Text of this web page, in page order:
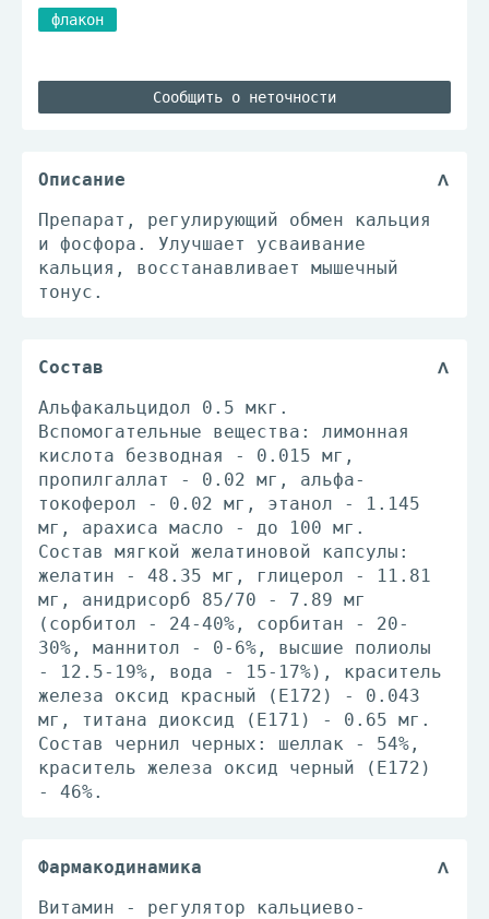
флакон
Сообщить о неточности
Описание
Препарат, регулирующий обмен кальция
и фосфора. Улучшает усваивание
кальция, восстанавливает мышечный
тонус.
Состав
Альфакальцидол 0.5 мкг.
Вспомогательные вещества: лимонная
кислота безводная - 0.015 мг,
пропилгаллат - 0.02 мг, альфа-
токоферол - 0.02 мг, этанол - 1.145
мг, арахиса масло - до 100 мг.
Состав мягкой желатиновой капсулы:
желатин - 48.35 мг, глицерол - 11.81
мг, анидрисорб 85/70 - 7.89 мг
(сорбитол - 24-40%, сорбитан - 20-
30%, маннитол - 0-6%, высшие полиолы
- 12.5-19%, вода - 15-17%), краситель
железа оксид красный (Е172) - 0.043
мг, титана диоксид (Е171) - 0.65 мг.
Состав чернил черных: шеллак - 54%,
краситель железа оксид черный (Е172)
- 46%.
Фармакодинамика
Витамин - регулятор кальциево-